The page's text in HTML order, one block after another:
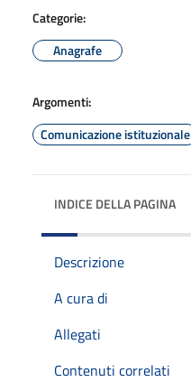
Categorie:
Anagrafe
Argomenti:
Comunicazione istituzionale
INDICE DELLA PAGINA
Descrizione
A cura di
Allegati
Contenuti correlati